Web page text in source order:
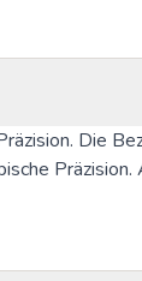
Die
Präzision.